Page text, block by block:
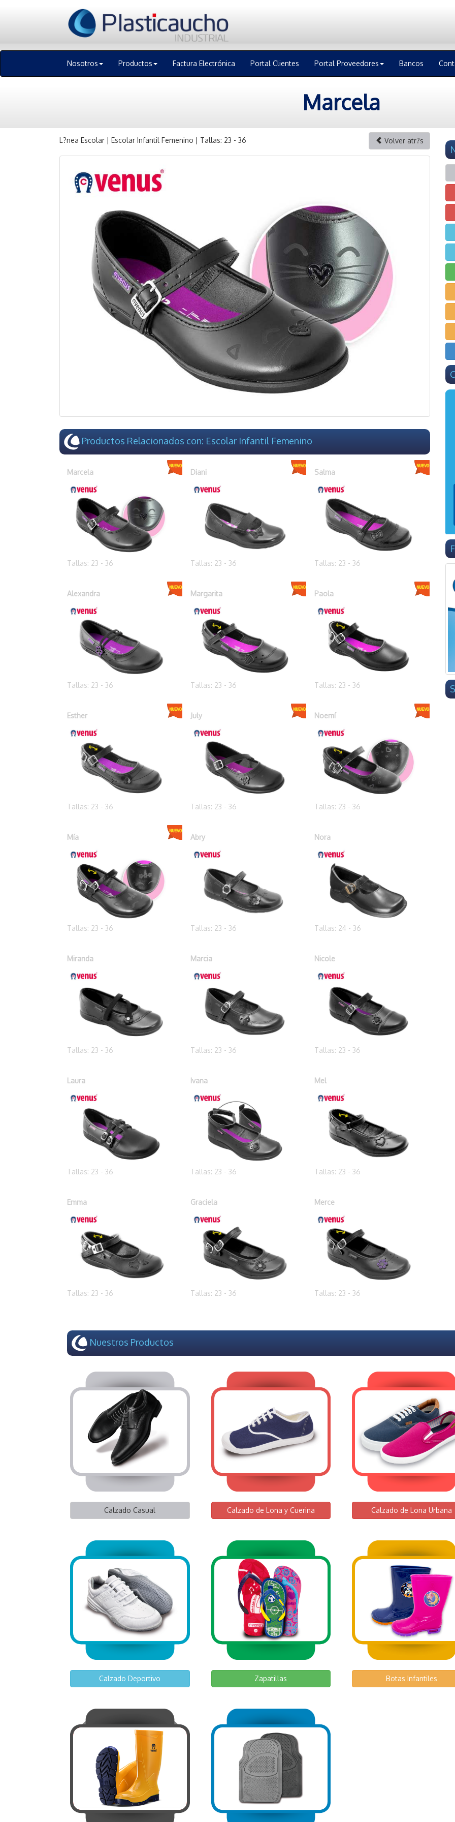
Nosotros Productos Factura Electrónica Portal Clientes Portal Proveedores Bancos
Marcela
L?nea Escolar | Escolar Infantil Femenino | Tallas: 23 - 36 Volver atr?s
Productos Relacionados con: Escolar Infantil Femenino
Marcela
Tallas: 23 - 36
Diani
Tallas: 23 - 36
Salma
Tallas: 23 - 36
Alexandra
Tallas: 23 - 36
Margarita
Tallas: 23 - 36
Paola
Tallas: 23 - 36
Esther
Tallas: 23 - 36
July
Tallas: 23 - 36
Noemí
Tallas: 23 - 36
Mía
Tallas: 23 - 36
Abry
Tallas: 23 - 36
Nora
Tallas: 24 - 36
Miranda
Tallas: 23 - 36
Marcia
Tallas: 23 - 36
Nicole
Tallas: 23 - 36
Laura
Tallas: 23 - 36
Ivana
Tallas: 23 - 36
Mel
Tallas: 23 - 36
Emma
Tallas: 23 - 36
Graciela
Tallas: 23 - 36
Merce
Tallas: 23 - 36
Nuestros Productos
Calzado Casual Calzado de Lona y Cuerina Calzado de Lona Urbana
Calzado Deportivo Zapatillas Botas Infantiles